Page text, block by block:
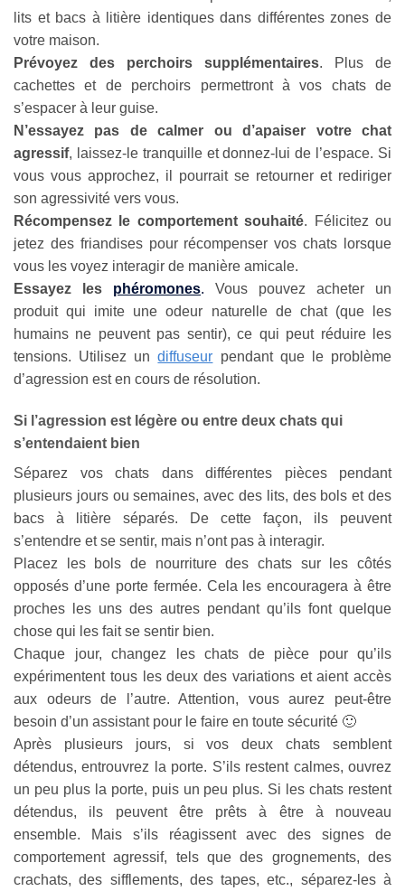
lits et bacs à litière identiques dans différentes zones de
votre maison.
Prévoyez des perchoirs supplémentaires. Plus de
cachettes et de perchoirs permettront à vos chats de
s’espacer à leur guise.
N’essayez pas de calmer ou d’apaiser votre chat
agressif, laissez-le tranquille et donnez-lui de l’espace. Si
vous vous approchez, il pourrait se retourner et rediriger
son agressivité vers vous.
Récompensez le comportement souhaité. Félicitez ou
jetez des friandises pour récompenser vos chats lorsque
vous les voyez interagir de manière amicale.
Essayez les phéromones. Vous pouvez acheter un
produit qui imite une odeur naturelle de chat (que les
humains ne peuvent pas sentir), ce qui peut réduire les
tensions. Utilisez undiffuseur pendant que le problème
d’agression est en cours de résolution.
Si l’agression est légère ou entre deux chats qui
s’entendaient bien
Séparez vos chats dans différentes pièces pendant
plusieurs jours ou semaines, avec des lits, des bols et des
bacs à litière séparés. De cette façon, ils peuvent
s’entendre et se sentir, mais n’ont pas à interagir.
Placez les bols de nourriture des chats sur les côtés
opposés d’une porte fermée. Cela les encouragera à être
proches les uns des autres pendant qu’ils font quelque
chose qui les fait se sentir bien.
Chaque jour, changez les chats de pièce pour qu’ils
expérimentent tous les deux des variations et aient accès
aux odeurs de l’autre. Attention, vous aurez peut-être
besoin d’un assistant pour le faire en toute sécurité 🙂
Après plusieurs jours, si vos deux chats semblent
détendus, entrouvrez la porte. S’ils restent calmes, ouvrez
un peu plus la porte, puis un peu plus. Si les chats restent
détendus, ils peuvent être prêts à être à nouveau
ensemble. Mais s’ils réagissent avec des signes de
comportement agressif, tels que des grognements, des
crachats, des sifflements, des tapes, etc., séparez-les à